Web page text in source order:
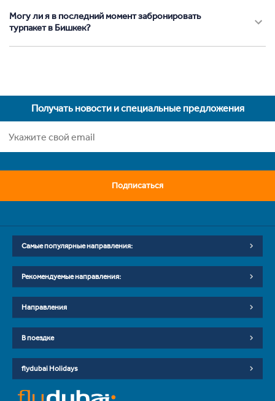
Могу ли я в последний момент забронировать
турпакет в Бишкек?
Получать новости и специальные предложения
Подписаться
Самые популярные направления:
Рекомендуемые направления:
Направления
В поездке
flydubai Holidays